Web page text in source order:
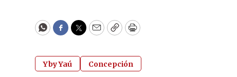
WhatsApp
Facebook
Twitter
EmailCopyPrint
Yby Yaú Concepción